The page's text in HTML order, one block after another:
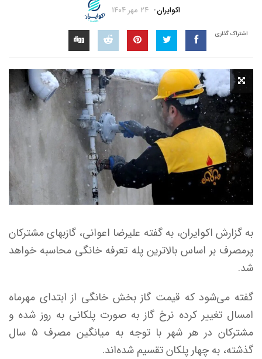
اکوایران ۲۴ مهر ۱۴۰۴
اشتراک گذاری
به گزارش اکوایران، به گفته علیرضا اعوانی، گازبهای مشترکان
پرمصرف بر اساس بالاترین پله تعرفه خانگی محاسبه خواهد
شد.
گفته می‌شود که قیمت گاز بخش خانگی از ابتدای مهرماه
امسال تغییر کرده نرخ گاز به صورت پلکانی به روز شده و
مشترکان در هر شهر با توجه به میانگین مصرف ۵ سال
گذشته، به چهار پلکان تقسیم شده‌اند.